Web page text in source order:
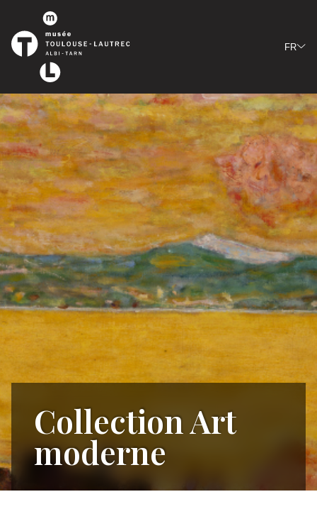
Panneau de gestion des cookies
FR
Collection Art
moderne